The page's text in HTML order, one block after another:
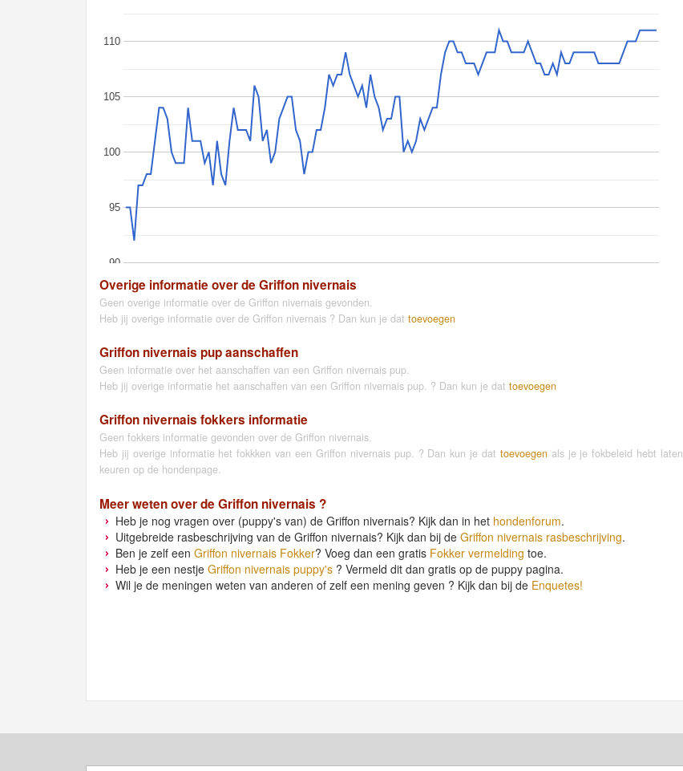
90
95
100
105
110
Overige informatie over de Griffon nivernais
Geen overige informatie over de Griffon nivernais gevonden.
Heb jij overige informatie over de Griffon nivernais ? Dan kun je dat toevoegen
Griffon nivernais pup aanschaffen
Geen informatie over het aanschaffen van een Griffon nivernais pup.
Heb jij overige informatie het aanschaffen van een Griffon nivernais pup. ? Dan kun je dat toevoegen
Griffon nivernais fokkers informatie
Geen fokkers informatie gevonden over de Griffon nivernais.
Heb jij overige informatie het fokkken van een Griffon nivernais pup. ? Dan kun je dat toevoegenals je je fokbeleid hebt laten
keuren op de hondenpage.
Meer weten over de Griffon nivernais ?
Heb je nog vragen over (puppy's van) de Griffon nivernais? Kijk dan in het hondenforum.
Uitgebreide rasbeschrijving van de Griffon nivernais? Kijk dan bij de Griffon nivernais rasbeschrijving.
Ben je zelf een Griffon nivernais Fokker? Voeg dan een gratis Fokker vermelding toe.
Heb je een nestje Griffon nivernais puppy's ? Vermeld dit dan gratis op de puppy pagina.
Wil je de meningen weten van anderen of zelf een mening geven ? Kijk dan bij de Enquetes!